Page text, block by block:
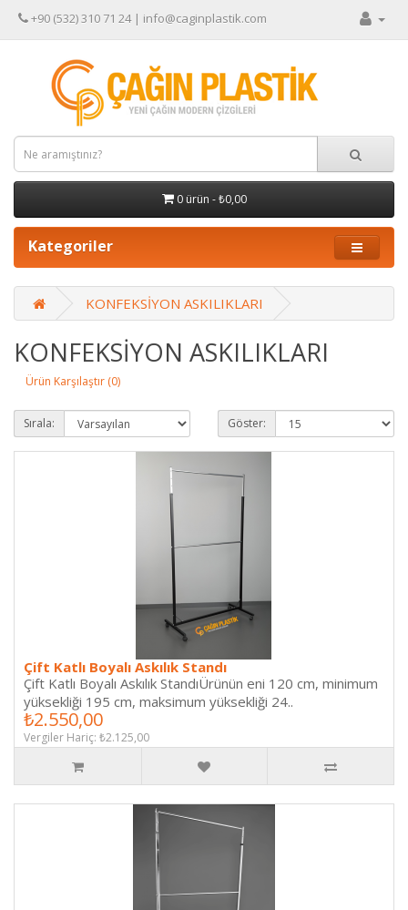
+90 (532) 310 71 24| info@caginplastik.com
0 ürün - ₺0,00
Kategoriler
KONFEKSİYON ASKILIKLARI
KONFEKSİYON ASKILIKLARI
Ürün Karşılaştır (0)
Sırala: Göster:
Çift Katlı Boyalı Askılık Standı
Çift Katlı Boyalı Askılık StandıÜrünün eni 120 cm, minimum
yüksekliği 195 cm, maksimum yüksekliği 24..
₺2.550,00
Vergiler Hariç: ₺2.125,00